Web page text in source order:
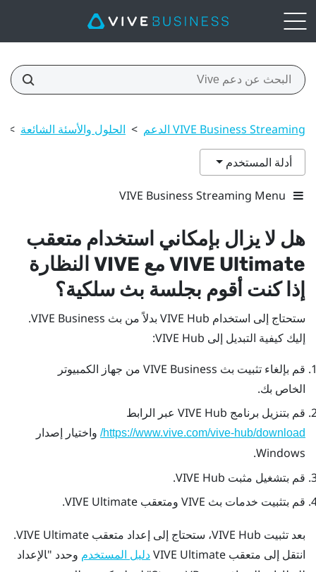
VIVE Business Streaming الدعم > الحلول والأسئة الشائعة >
أدلة المستخدم
VIVE Business Streaming Menu
هل لا يزال بإمكاني استخدام متعقب
VIVE Ultimate مع VIVE النظارة
إذا كنت أقوم بجلسة بث سلكية؟
ستحتاج إلى استخدام VIVE Hub بدلاً من بث VIVE Business
.
إليك كيفية التبديل إلى VIVE Hub
:
قم بإلغاء تثبيت بث VIVE Business
من جهاز الكمبيوتر
الخاص بك.
قم بتنزيل برنامج VIVE Hub عبر الرابط
https://www.vive.com/vive-hub/download/ واختيار إصدار
Windows
.
قم بتشغيل مثبت VIVE Hub
.
قم بتثبيت خدمات بث VIVE ومتعقب VIVE Ultimate .
بعد تثبيت VIVE Hub، ستحتاج إلى إعداد متعقب VIVE Ultimate
.
انتقل إلى متعقب VIVE Ultimate دليل المستخدم وحدد "‍الإعداد